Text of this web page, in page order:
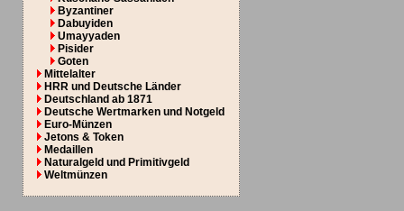
Byzantiner
Dabuyiden
Umayyaden
Pisider
Goten
Mittelalter
HRR und Deutsche Länder
Deutschland ab 1871
Deutsche Wertmarken und Notgeld
Euro-Münzen
Jetons & Token
Medaillen
Naturalgeld und Primitivgeld
Weltmünzen